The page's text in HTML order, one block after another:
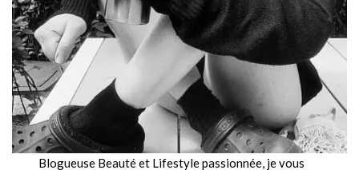
Blogueuse Beauté et Lifestyle passionnée, je vous